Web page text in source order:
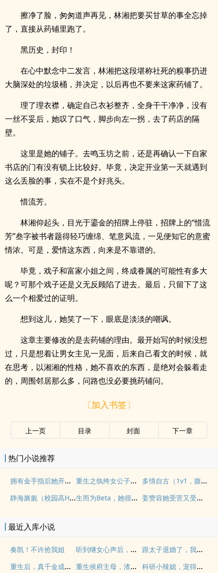
擦净了脸，匆匆道声再见，林湘把要买甘草的事全忘掉
了，直接从药铺里跑了。
黑历史，封印！
在心中默念中二发言，林湘把这段堪称社死的糗事扔进
大脑深处的垃圾桶，并决定，以后再也不要来这家药铺了。
理了理衣襟，确定自己衣衫整齐，全身干干净净，没有
一丝不妥后，她叹了口气，脚步向左一拐，去了药店的隔
壁。
这里是她的铺子。去鸣玉坊之前，还是再确认一下自家
书店的门有没有锁上比较好。毕竟，决定开业第一天就遇到
这么丢脸的事，实在不是个好兆头。
惜流芳。
林湘仰起头，目光于鎏金的招牌上停驻，招牌上的“惜流
芳”叁字被书者题得轻巧缠绵、笔意风流，一见便知它的意蜜
情浓。可是，爱情这东西，向来是不靠谱的。
毕竟，戏子和富家小姐之间，终成眷属的可能性有多大
呢？可那个戏子还是义无反顾陷了进去。最后，只留下了这
么一个相爱过的证明。
想到这儿，她笑了一下，眼底是淡淡的嘲讽。
这章主要修改的是去药铺的理由。最开始写的时候没想
过，只是想着让男女主见一见面，后来自己看文的时候，就
在思考，以湘湘的性格，她不喜欢的东西，是绝对会躲着走
的，周围邻居那么多，问路也没必要挑药铺问。
〔加入书签〕
上一页 目录 封面 下一章
热门小说推荐
拥有金手指后她开始为所欲为（nph） 重生之纨绔女公子（NPH）
多情自古（1v1，腹黑内侍&amp;amp;咸鱼皇后）
静海旖旎（校园高H）
生而为Beta，她很抱歉（abo np) 姜赞容她受苦又受难（NPH）
最近入库小说
奏凯！不许抢我姐 听到继女心声后，炮灰后娘和离虐全家
跟太子退婚了，我嫁摄政王怎么了
重生后，真千金成玄门大佬震惊全球
重生侯府主母，渣夫逆子全部火葬场 科研小辣媳，宠得糙汉老公扛不了